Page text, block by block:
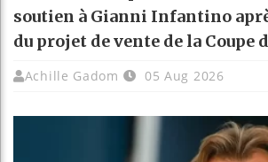
soutien à Gianni Infantino
du projet de vente de la Coupe
Achille Gadom 05 Aug 2026